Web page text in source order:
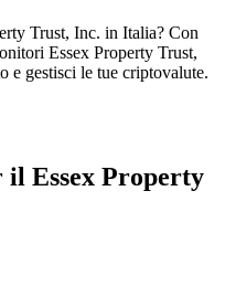
Trust, Inc. in Italia? Con
Essex Property Trust,
e gestisci le tue criptovalute.
il Essex Property